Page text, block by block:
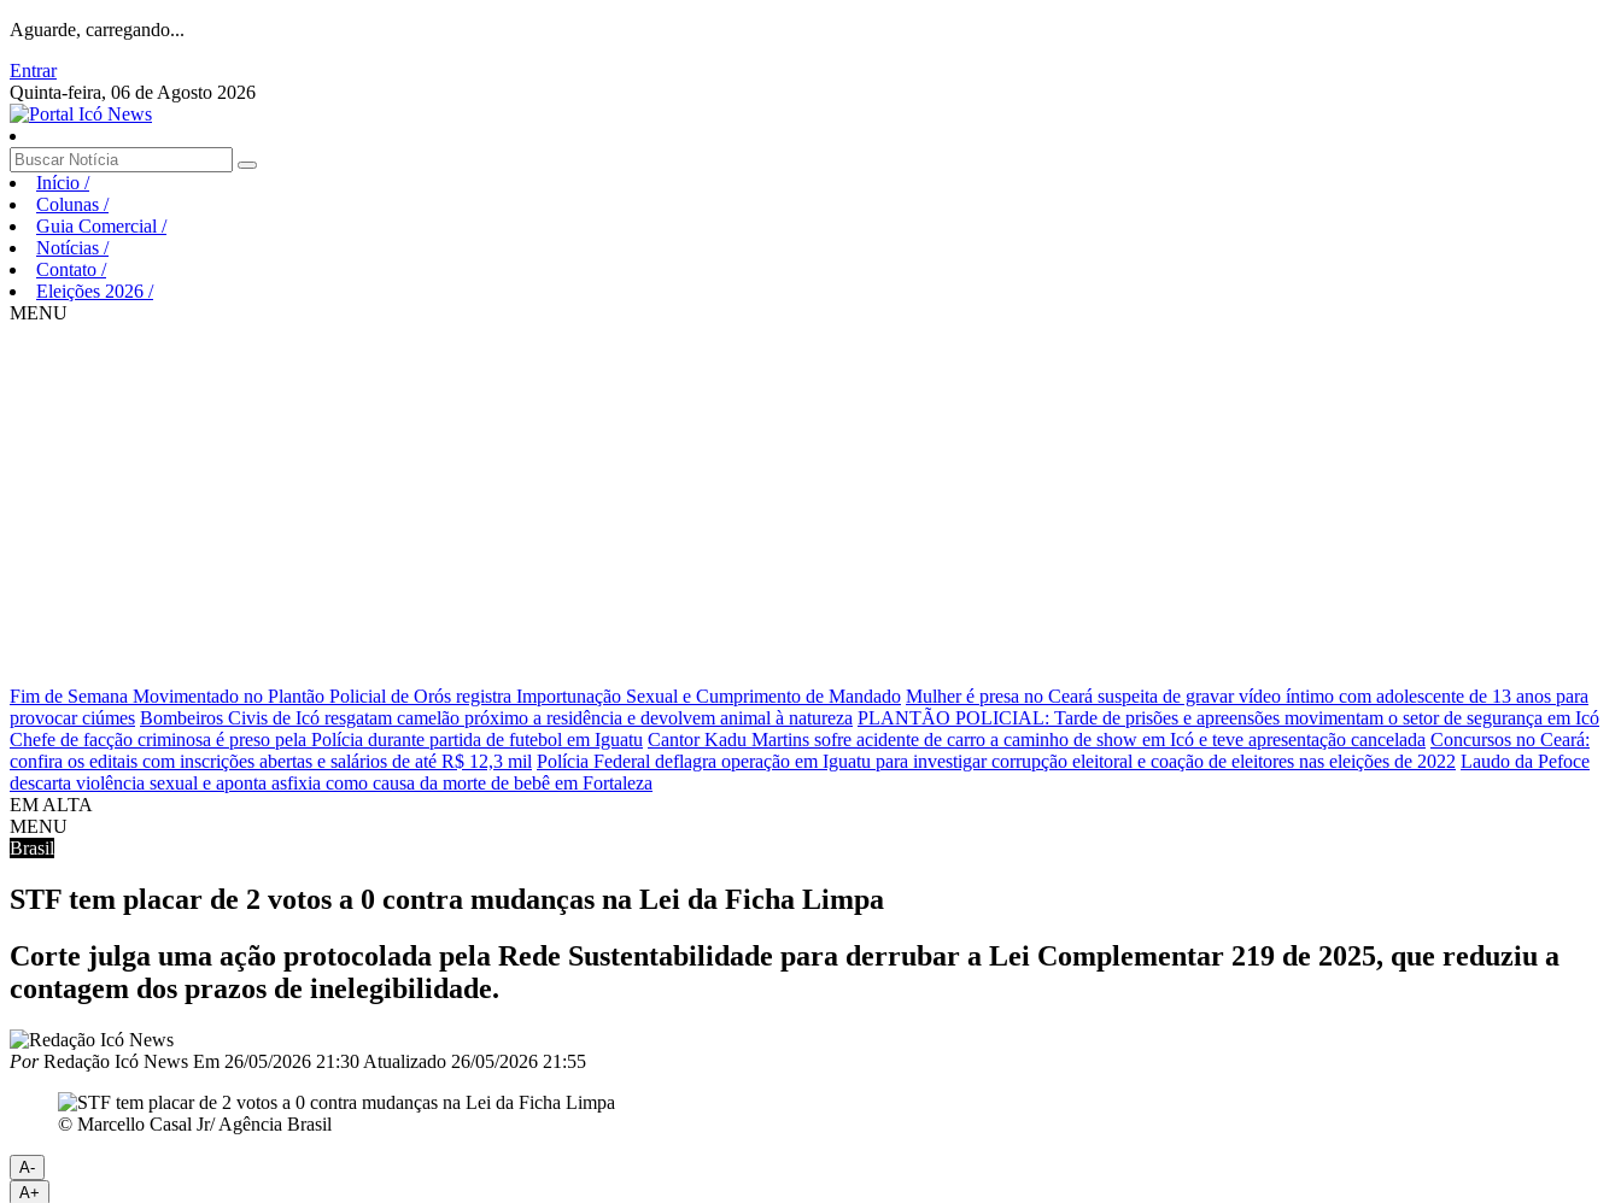
Aguarde, carregando...
Entrar
Quinta-feira, 06 de Agosto 2026
Início /
Colunas /
Guia Comercial /
Notícias /
Contato /
Eleições 2026 /
MENU
Fim de Semana Movimentado no Plantão Policial de Orós registra Importunação Sexual e Cumprimento de Mandado Mulher é presa no Ceará suspeita de gravar vídeo íntimo com adolescente de 13 anos para
provocar ciúmes Bombeiros Civis de Icó resgatam camelão próximo a residência e devolvem animal à natureza PLANTÃO POLICIAL: Tarde de prisões e apreensões movimentam o setor de segurança em Icó
Chefe de facção criminosa é preso pela Polícia durante partida de futebol em Iguatu Cantor Kadu Martins sofre acidente de carro a caminho de show em Icó e teve apresentação cancelada Concursos no Ceará:
confira os editais com inscrições abertas e salários de até R$ 12,3 mil Polícia Federal deflagra operação em Iguatu para investigar corrupção eleitoral e coação de eleitores nas eleições de 2022 Laudo da Pefoce
descarta violência sexual e aponta asfixia como causa da morte de bebê em Fortaleza
EM ALTA
MENU
Brasil
STF tem placar de 2 votos a 0 contra mudanças na Lei da Ficha Limpa
Corte julga uma ação protocolada pela Rede Sustentabilidade para derrubar a Lei Complementar 219 de 2025, que reduziu a
contagem dos prazos de inelegibilidade.
PorRedação Icó News Em 26/05/2026 21:30 Atualizado 26/05/2026 21:55
© Marcello Casal Jr/ Agência Brasil
A-
A+